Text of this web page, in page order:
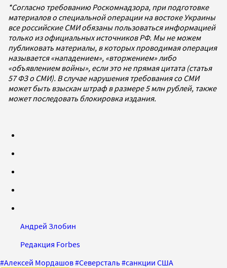
*Согласно требованию Роскомнадзора, при подготовке
материалов о специальной операции на востоке Украины
все российские СМИ обязаны пользоваться информацией
только из официальных источников РФ. Мы не можем
публиковать материалы, в которых проводимая операция
называется «нападением», «вторжением» либо
«объявлением войны», если это не прямая цитата (статья
57 ФЗ о СМИ). В случае нарушения требования со СМИ
может быть взыскан штраф в размере 5 млн рублей, также
может последовать блокировка издания.
Андрей Злобин
Редакция Forbes
#Алексей Мордашов#Северсталь#санкции США